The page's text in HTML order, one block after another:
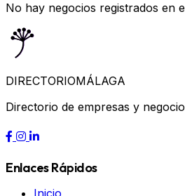
No hay negocios registrados en
DIRECTORIOMÁLAGA
Directorio de empresas y
Enlaces Rápidos
Inicio